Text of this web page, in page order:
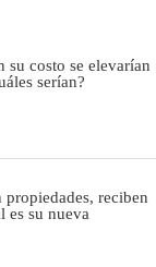
su costo se elevarían
serían?
propiedades, reciben
es su nueva